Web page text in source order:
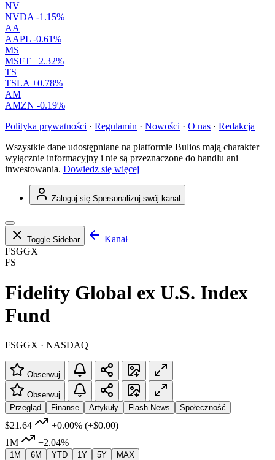
NV
NVDA -1.15%
AA
AAPL -0.61%
MS
MSFT +2.32%
TS
TSLA +0.78%
AM
AMZN -0.19%
Polityka prywatności · Regulamin · Nowości · O nas · Redakcja
Wszystkie dane udostępniane na platformie Bulios mają charakter
wyłącznie informacyjny i nie są przeznaczone do handlu ani
inwestowania. Dowiedz się więcej
Zaloguj się Spersonalizuj swój kanał
Toggle Sidebar
Kanał
FSGGX
FS
Fidelity Global ex U.S. Index
Fund
FSGGX · NASDAQ
Obserwuj
Obserwuj
Przegląd
Finanse Artykuły Flash News Społeczność
$21.64 +0.00% (+$0.00)
1M
+2.04%
1M 6M YTD 1Y 5Y MAX